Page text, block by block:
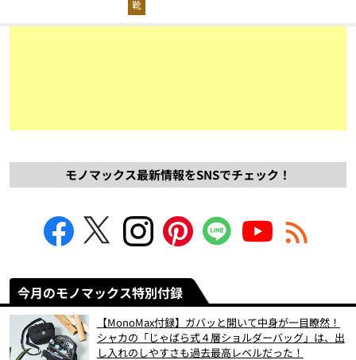
靴
モノマックス最新情報をSNSでチェック！
今月のモノマックス特別付録
【MonoMax付録】ガバッと開いて中身が一目瞭然！
シャカの「じゃばら式４層ショルダーバッグ」は、出
し入れのしやすさも過去最高レベルだった！